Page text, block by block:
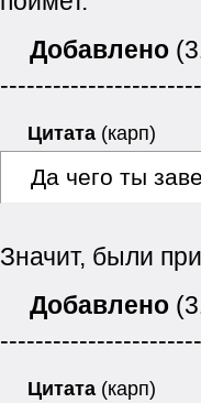
Добавлено
Цитата (карп)
Да чего ты
Значит, были
Добавлено
Цитата (карп)